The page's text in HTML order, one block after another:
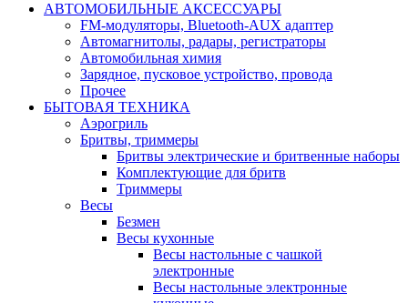
АВТОМОБИЛЬНЫЕ АКСЕССУАРЫ
FM-модуляторы, Bluetooth-AUX адаптер
Автомагнитолы, радары, регистраторы
Автомобильная химия
Зарядное, пусковое устройство, провода
Прочее
БЫТОВАЯ ТЕХНИКА
Аэрогриль
Бритвы, триммеры
Бритвы электрические и бритвенные наборы
Комплектующие для бритв
Триммеры
Весы
Безмен
Весы кухонные
Весы настольные с чашкой
электронные
Весы настольные электронные